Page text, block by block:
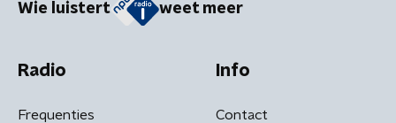
Wie luistert weet meer
Radio
Frequenties
Info
Contact